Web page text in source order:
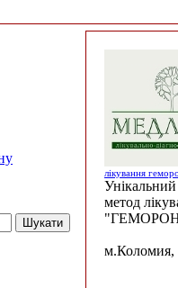
лікування
Унікальний
метод
м.Коломия,